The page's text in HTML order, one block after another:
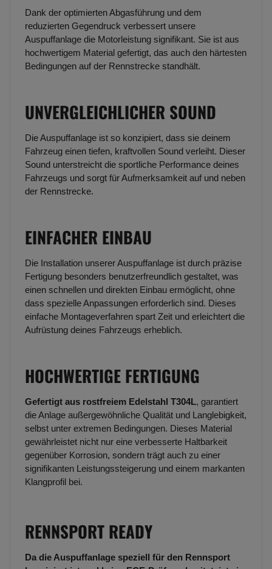
Dank der optimierten Abgasführung und dem
reduzierten Gegendruck verbessert unsere
Auspuffanlage die Motorleistung signifikant. Sie ist aus
hochwertigem Material gefertigt, das auch den härtesten
Bedingungen auf der Rennstrecke standhält.
UNVERGLEICHLICHER SOUND
Die Auspuffanlage ist so konzipiert, dass sie deinem
Fahrzeug einen tiefen, kraftvollen Sound verleiht. Dieser
Sound unterstreicht die sportliche Performance deines
Fahrzeugs und sorgt für Aufmerksamkeit auf und neben
der Rennstrecke.
EINFACHER EINBAU
Die Installation unserer Auspuffanlage ist durch präzise
Fertigung besonders benutzerfreundlich gestaltet, was
einen schnellen und direkten Einbau ermöglicht, ohne
dass spezielle Anpassungen erforderlich sind. Dieses
einfache Montageverfahren spart Zeit und erleichtert die
Aufrüstung deines Fahrzeugs erheblich.
HOCHWERTIGE FERTIGUNG
Gefertigt aus rostfreiem Edelstahl T304L, garantiert
die Anlage außergewöhnliche Qualität und Langlebigkeit,
selbst unter extremen Bedingungen. Dieses Material
gewährleistet nicht nur eine verbesserte Haltbarkeit
gegenüber Korrosion, sondern trägt auch zu einer
signifikanten Leistungssteigerung und einem markanten
Klangprofil bei.
RENNSPORT READY
Da die Auspuffanlage speziell für den Rennsport